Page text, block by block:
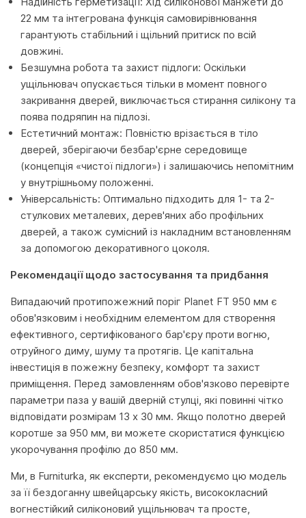
22 мм та інтегрована функція самовирівнювання
гарантують стабільний і щільний притиск по всій
довжині.
Безшумна робота та захист підлоги: Оскільки
ущільнювач опускається тільки в момент повного
закривання дверей, виключається стирання силікону та
поява подряпин на підлозі.
Естетичний монтаж: Повністю врізається в тіло
дверей, зберігаючи безбар'єрне середовище
(концепція «чистої підлоги») і залишаючись непомітним
у внутрішньому положенні.
Універсальність: Оптимально підходить для 1- та 2-
стулкових металевих, дерев'яних або профільних
дверей, а також сумісний із накладним встановленням
за допомогою декоративного цоколя.
Рекомендації щодо застосування та придбання
Випадаючий протипожежний поріг Planet FT 950 мм є
обов'язковим і необхідним елементом для створення
ефективного, сертифікованого бар'єру проти вогню,
отруйного диму, шуму та протягів. Це капітальна
інвестиція в пожежну безпеку, комфорт та захист
приміщення. Перед замовленням обов'язково перевірте
параметри паза у вашій дверній стулці, які повинні чітко
відповідати розмірам 13 x 30 мм. Якщо полотно дверей
коротше за 950 мм, ви можете скористатися функцією
укорочування профілю до 850 мм.
Ми, в Furniturka, як експерти, рекомендуємо цю модель
за її бездоганну швейцарську якість, висококласний
вогнестійкий силіконовий ущільнювач та просте,